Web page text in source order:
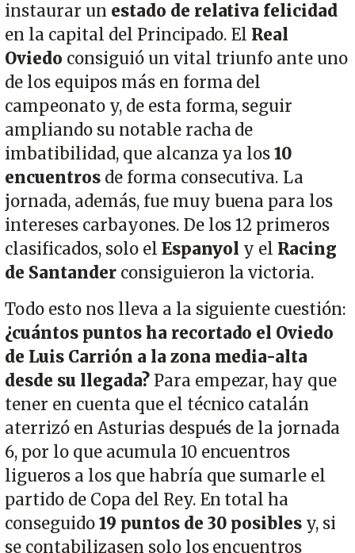
instaurar un estado de relativa felicidad
en la capital del Principado. El Real
Oviedo consiguió un vital triunfo ante uno
de los equipos más en forma del
campeonato y, de esta forma, seguir
ampliando su notable racha de
imbatibilidad, que alcanza ya los10
encuentros de forma consecutiva. La
jornada, además, fue muy buena para los
intereses carbayones. De los 12 primeros
clasificados, solo el Espanyol y el Racing
de Santanderconsiguieron la victoria.
Todo esto nos lleva a la siguiente cuestión:
¿cuántos puntos ha recortado el Oviedo
de Luis Carrión a la zona media-alta
desde su llegada?Para empezar, hay que
tener en cuenta que el técnico catalán
aterrizó en Asturias después de la jornada
6, por lo que acumula 10 encuentros
ligueros a los que habría que sumarle el
partido de Copa del Rey. En total ha
conseguido19 puntos de 30 posibles y, si
se contabilizasen solo los encuentros